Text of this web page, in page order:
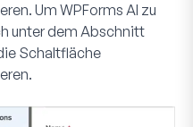
Um WPForms AI zu
unter dem Abschnitt
Schaltfläche
.